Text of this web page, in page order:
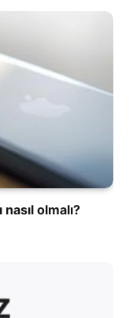
olmalı?